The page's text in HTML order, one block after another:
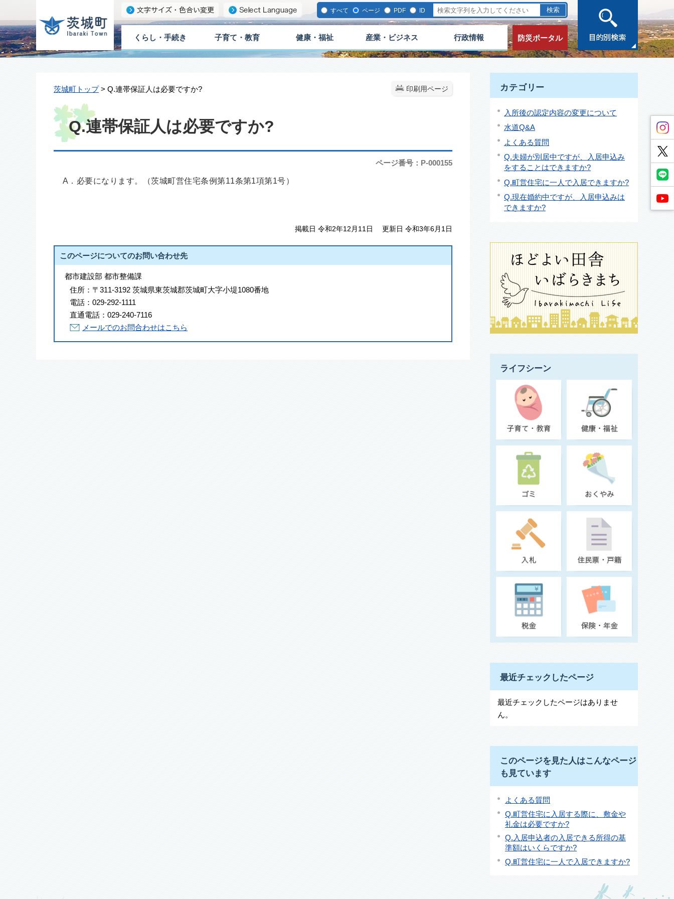
すべて ページ PDF ID
くらし・手続き 子育て・教育 健康・福祉 産業・ビジネス 行政情報 防災ポータル
印刷用ページ
茨城町トップ> Q.連帯保証人は必要ですか?
Q.連帯保証人は必要ですか?
ページ番号：P-000155
A．必要になります。（茨城町営住宅条例第11条第1項第1号）
掲載日 令和2年12月11日 更新日 令和3年6月1日
このページについてのお問い合わせ先
都市建設部 都市整備課
住所： 〒311-3192 茨城県東茨城郡茨城町大字小堤1080番地
電話： 029-292-1111
直通電話： 029-240-7116
メールでのお問合わせはこちら
カテゴリー
入所後の認定内容の変更について
水道Q&A
よくある質問
Q.夫婦が別居中ですが、入居申込み
をすることはできますか?
Q.町営住宅に一人で入居できますか?
Q.現在婚約中ですが、入居申込みは
できますか?
ライフシーン
最近チェックしたページ
最近チェックしたページはありませ
ん。
このページを見た人はこんなページ
も見ています
よくある質問
Q.町営住宅に入居する際に、敷金や
礼金は必要ですか?
Q.入居申込者の入居できる所得の基
準額はいくらですか?
Q.町営住宅に一人で入居できますか?